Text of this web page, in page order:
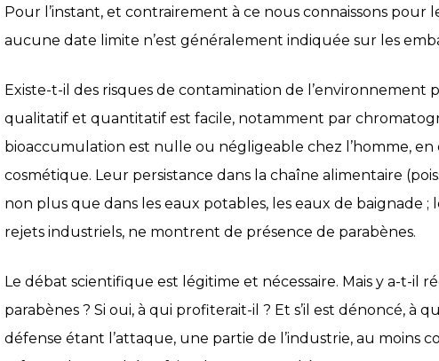
Pour l’instant, et contrairement à ce nous connaissons pour
aucune date limite n’est généralement indiquée sur les
Existe-t-il des risques de contamination de l’environnement
qualitatif et quantitatif est facile, notamment par
bioaccumulation est nulle ou négligeable chez l’homme,
cosmétique. Leur persistance dans la chaîne alimentaire
non plus que dans les eaux potables, les eaux de baignade ;
rejets industriels, ne montrent de présence de parabènes.
Le débat scientifique est légitime et nécessaire. Mais y a-t-il
parabènes ? Si oui, à qui profiterait-il ? Et s’il est dénoncé, à
défense étant l’attaque, une partie de l’industrie, au moins